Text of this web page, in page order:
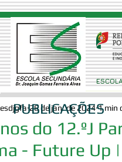
do 12.ºJ
- Future Up
esdjgfa 26 de jan. de 2024 1 min
PUBLICAÇÕES